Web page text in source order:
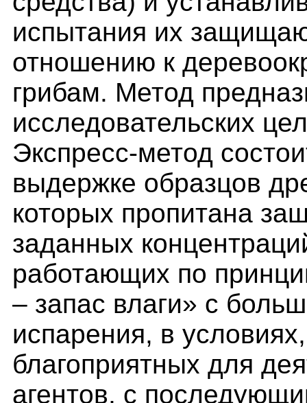
испытания их
отношению к
грибам. Метод
исследовательских
Экспресс-метод
выдержке образцов
которых пропитана
заданных
работающих по
– запас влаги» с
испарения, в
благоприятных для
агентов, с